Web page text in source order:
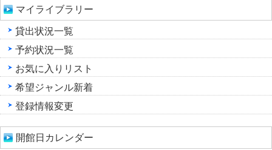
マイライブラリー
貸出状況一覧
予約状況一覧
お気に入りリスト
希望ジャンル新着
登録情報変更
開館日カレンダー